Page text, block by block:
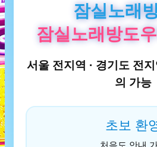
잠실노래
잠실노래방도
서울 전지역 · 경기도 전
의 가능
초보 환
처음도 안내